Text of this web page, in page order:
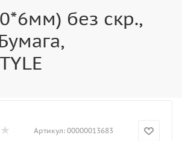
без скр.,
Артикул: 00000013683